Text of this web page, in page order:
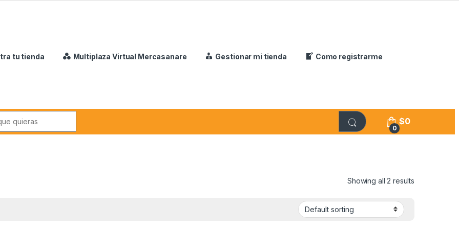
tu tienda Multiplaza Virtual Mercasanare Gestionar mi tienda Como registrarme
0
$0
Showing all 2 results